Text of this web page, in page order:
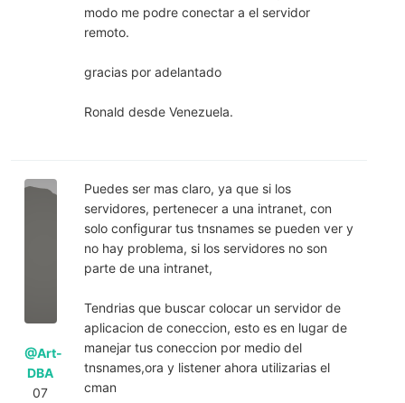
modo me podre conectar a el servidor
remoto.
gracias por adelantado
Ronald desde Venezuela.
@Art-
DBA
07
Puedes ser mas claro, ya que si los
servidores, pertenecer a una intranet, con
solo configurar tus tnsnames se pueden ver y
no hay problema, si los servidores no son
parte de una intranet,
Tendrias que buscar colocar un servidor de
aplicacion de coneccion, esto es en lugar de
manejar tus coneccion por medio del
tnsnames,ora y listener ahora utilizarias el
cman